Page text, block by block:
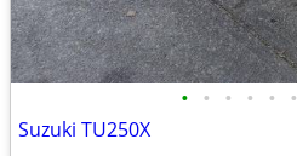
• • • • • •
Suzuki TU250X